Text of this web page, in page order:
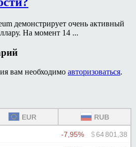
демонстрирует очень активный
На момент 14 ...
вам необходимо авторизоваться.